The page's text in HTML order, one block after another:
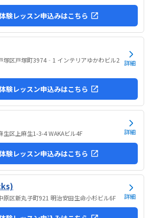
験レッスン申込みはこちら
塚区戸塚町3974‐1 インテリアゆかわビル2 詳細
験レッスン申込みはこちら
生区上麻生1-3-4 WAKAビル4F 詳細
験レッスン申込みはこちら
原区新丸子町921 明治安田生命小杉ビル6F 詳細